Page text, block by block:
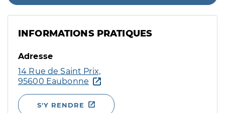
INFORMATIONS PRATIQUES
Adresse
14 Rue de Saint Prix,
95600 Eaubonne
S'Y RENDRE